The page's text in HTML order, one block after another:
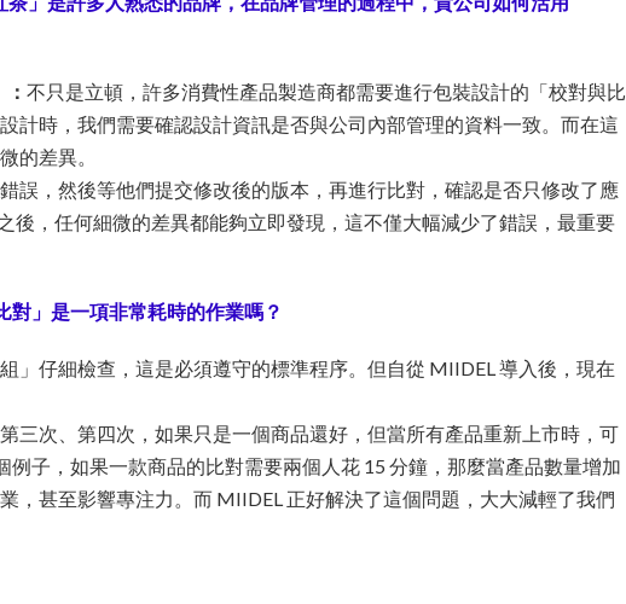
不只是立頓，許多消費性產品製造商都需要進行包裝設計的「校對與比
計時，我們需要確認設計資訊是否與公司內部管理的資料一致。而在這
的差異。
誤，然後等他們提交修改後的版本，再進行比對，確認是否只修改了應
後，任何細微的差異都能夠立即發現，這不僅大幅減少了錯誤，最重要
對」是一項非常耗時的作業嗎？
」仔細檢查，這是必須遵守的標準程序。但自從 MIIDEL 導入後，現在
三次、第四次，如果只是一個商品還好，但當所有產品重新上市時，可
例子，如果一款商品的比對需要兩個人花 15 分鐘，那麼當產品數量增加
，甚至影響專注力。而 MIIDEL 正好解決了這個問題，大大減輕了我們